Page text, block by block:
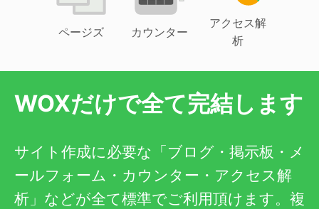
ページズ カウンター
アクセス解
析
WOXだけで全て完結します
サイト作成に必要な「ブログ・掲示板・メ
ールフォーム・カウンター・アクセス解
析」などが全て標準でご利用頂けます。複